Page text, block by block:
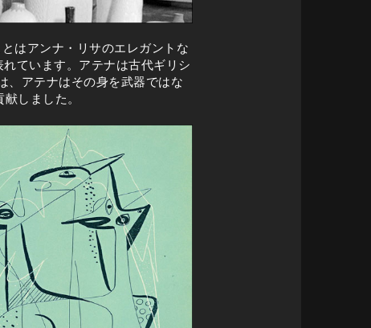
はアンナ・リサのエレガントな
ています。アテナは古代ギリシ
、アテナはその身を武器ではな
しました。